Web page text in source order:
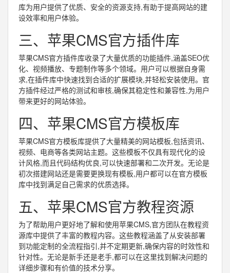
库为用户提供了优质、安全的资源支持,有助于提高网站的建
设效率和用户体验。
三、苹果CMS官方插件库
苹果CMS官方插件库收录了大量优质的功能插件,涵盖SEO优
化、视频播放、专题制作等多个领域。用户可以根据自身需
求,在插件库中快速找到合适的扩展模块,并轻松安装使用。官
方插件经过严格的测试和审核,确保其稳定性和兼容性,为用户
带来更好的网站体验。
四、苹果CMS官方模板库
苹果CMS官方模板库提供了大量精美的网站模板,包括资讯、
视频、电商等各类网站主题。这些模板不仅具有现代化的设
计风格,而且代码结构优良,可以快速部署和二次开发。无论是
初次搭建网站还是需要更换现有模板,用户都可以在官方模板
库中找到满足自己需求的优质选择。
五、苹果CMS官方教程资源
为了帮助用户更好地了解和使用苹果CMS,官方团队在教程资
源库中提供了丰富的教程内容。这些教程涵盖了从安装部署
到功能定制的全流程指引,并不定期更新,确保内容的时效性和
针对性。无论是新手还是老手,都可以在这里找到解决问题的
详细步骤和有价值的技术分享。